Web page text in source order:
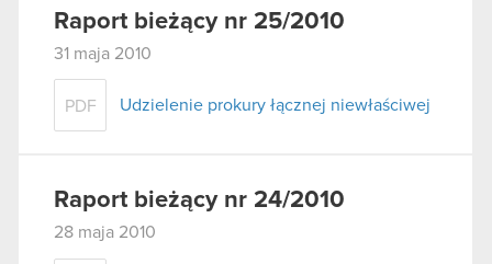
Raport bieżący nr 25/2010
31 maja 2010
PDF Udzielenie prokury łącznej niewłaściwej
Raport bieżący nr 24/2010
28 maja 2010